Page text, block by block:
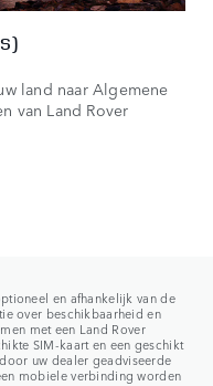
land naar Algemene
van Land Rover
en afhankelijk van de
over beschikbaarheid en
met een Land Rover
SIM-kaart en een geschikt
uw dealer geadviseerde
mobiele verbinding worden